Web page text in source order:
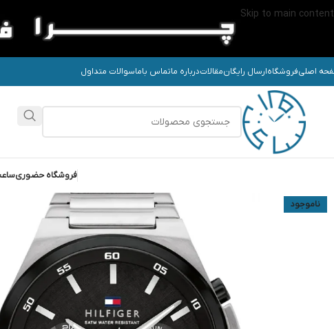
Skip to main content
اصلیفروشگاهارسال رایگانمقالاتدرباره ماتماس باماسوالات متداول
فروشگاه حضوری
ناموجود